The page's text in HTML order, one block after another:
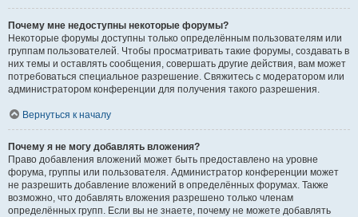
Почему мне недоступны некоторые форумы?
Некоторые форумы доступны только определённым пользователям или
группам пользователей. Чтобы просматривать такие форумы, создавать в
них темы и оставлять сообщения, совершать другие действия, вам может
потребоваться специальное разрешение. Свяжитесь с модератором или
администратором конференции для получения такого разрешения.
Вернуться к началу
Почему я не могу добавлять вложения?
Право добавления вложений может быть предоставлено на уровне
форума, группы или пользователя. Администратор конференции может
не разрешить добавление вложений в определённых форумах. Также
возможно, что добавлять вложения разрешено только членам
определённых групп. Если вы не знаете, почему не можете добавлять